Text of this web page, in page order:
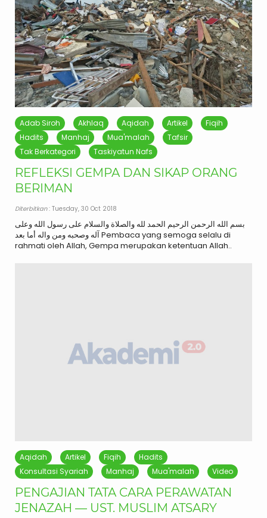
Adab Siroh Akhlaq Aqidah Artikel
Fiqih
Hadits
Manhaj Mua'malah
Tafsir
Tak Berkategori
Taskiyatun Nafs
REFLEKSI GEMPA DAN SIKAP ORANG
BERIMAN
Diterbitkan: Tuesday, 30 Oct 2018
بسم الله الرحمن الرحيم الحمد لله والصلاة والسلام على رسول الله وعلى
آله وصحبه ومن واله أما بعد Pembaca yang semoga selalu di
rahmati oleh Allah, Gempa merupakan ketentuan Allah..
Aqidah Artikel Fiqih
Hadits
Konsultasi Syariah
Manhaj Mua'malah Video
PENGAJIAN TATA CARA PERAWATAN
JENAZAH — UST. MUSLIM ATSARY